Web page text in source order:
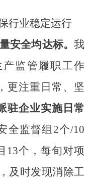
行业稳定运行
安全均达标。 我
监管履职工作
更注重日常、坚
驻企业实施日常
全监督组 2个/10
13个，每旬对项
及时发现消除工